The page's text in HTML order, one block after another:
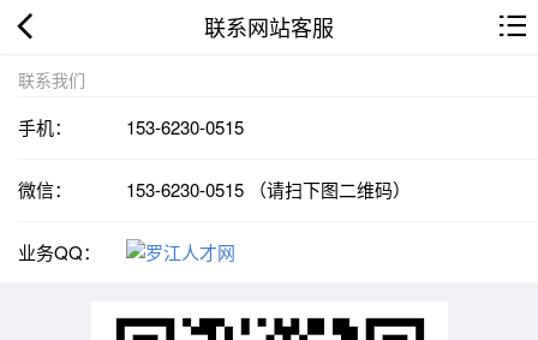
联系网站客服
联系我们
手机： 153-6230-0515
微信： 153-6230-0515 （请扫下图二维码）
业务QQ：